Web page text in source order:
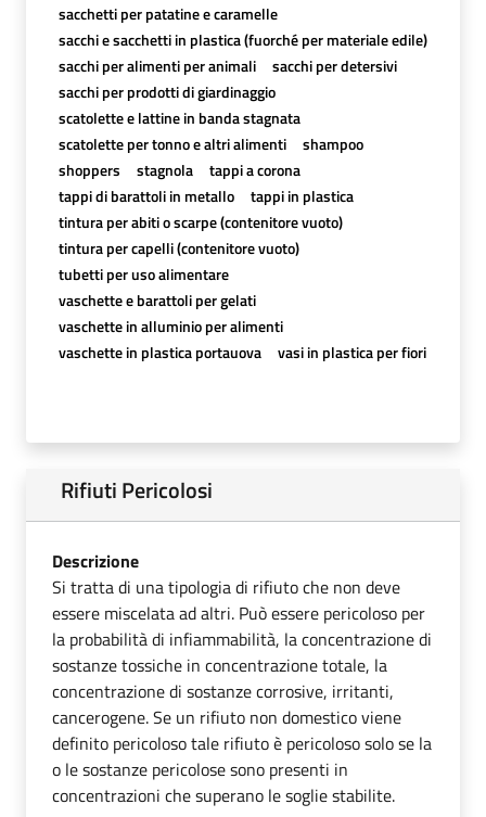
sacchetti per patatine e caramelle
sacchi e sacchetti in plastica (fuorché per materiale edile)
sacchi per alimenti per animali
sacchi per detersivi
sacchi per prodotti di giardinaggio
scatolette e lattine in banda stagnata
scatolette per tonno e altri alimenti
shampoo
shoppers
stagnola
tappi a corona
tappi di barattoli in metallo
tappi in plastica
tintura per abiti o scarpe (contenitore vuoto)
tintura per capelli (contenitore vuoto)
tubetti per uso alimentare
vaschette e barattoli per gelati
vaschette in alluminio per alimenti
vaschette in plastica portauova
vasi in plastica per fiori
Rifiuti Pericolosi
Descrizione
Si tratta di una tipologia di rifiuto che non deve
essere miscelata ad altri. Può essere pericoloso per
la probabilità di infiammabilità, la concentrazione di
sostanze tossiche in concentrazione totale, la
concentrazione di sostanze corrosive, irritanti,
cancerogene. Se un rifiuto non domestico viene
definito pericoloso tale rifiuto è pericoloso solo se la
o le sostanze pericolose sono presenti in
concentrazioni che superano le soglie stabilite.